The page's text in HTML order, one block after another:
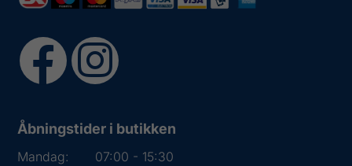
Åbningstider i butikken
Mandag:
07:00 - 15:30